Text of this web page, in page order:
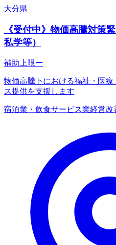
大分県
《受付中》物価高騰対策
私学等）
補助上限ー
物価高騰下における福祉・医
ス提供を支援します
宿泊業・飲食サービス業経営改